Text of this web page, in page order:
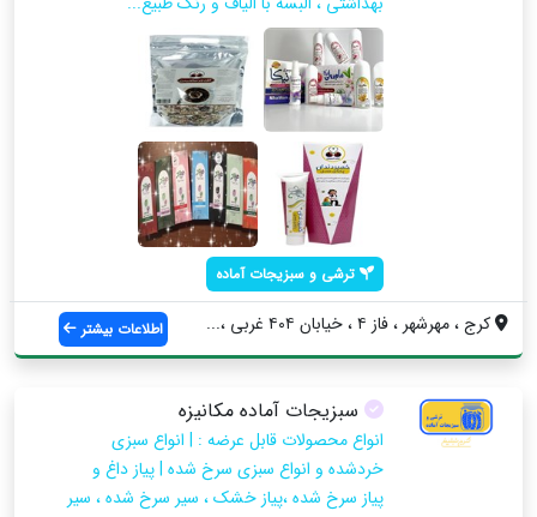
ترشی و سبزیجات آماده
کرج ، مهرشهر ، فاز ۴ ، خیابان ۴۰۴ غربی ،... اطلاعات بیشتر
سبزیجات آماده مکانیزه
انواع محصولات قابل عرضه : | انواع سبزی
خردشده و انواع سبزی سرخ شده | پیاز داغ و
پیاز سرخ شده ،پیاز خشک ، سیر سرخ شده ، سیر